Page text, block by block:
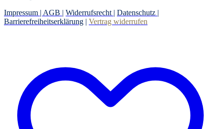
Impressum | AGB | Widerrufsrecht | Datenschutz |
Barrierefreiheitserklärung | Vertrag widerrufen